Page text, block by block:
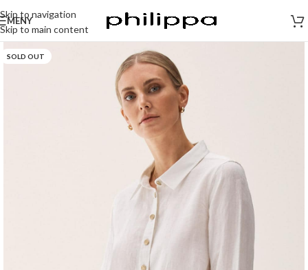
Skip to navigation
Skip to main content
MENY
SOLD OUT